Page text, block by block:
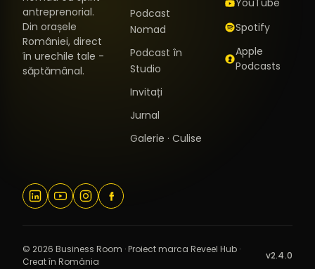
antreprenorial.
Din orașele
României, direct
în urechile tale -
săptămânal.
Podcast
Nomad
Podcast în
Studio
Invitați
Jurnal
Galerie · Culise
YouTube
Spotify
Apple
Podcasts
© 2026 Business Room · Proiect marca Reveel Hub ·
Creat în România
v2.4.0